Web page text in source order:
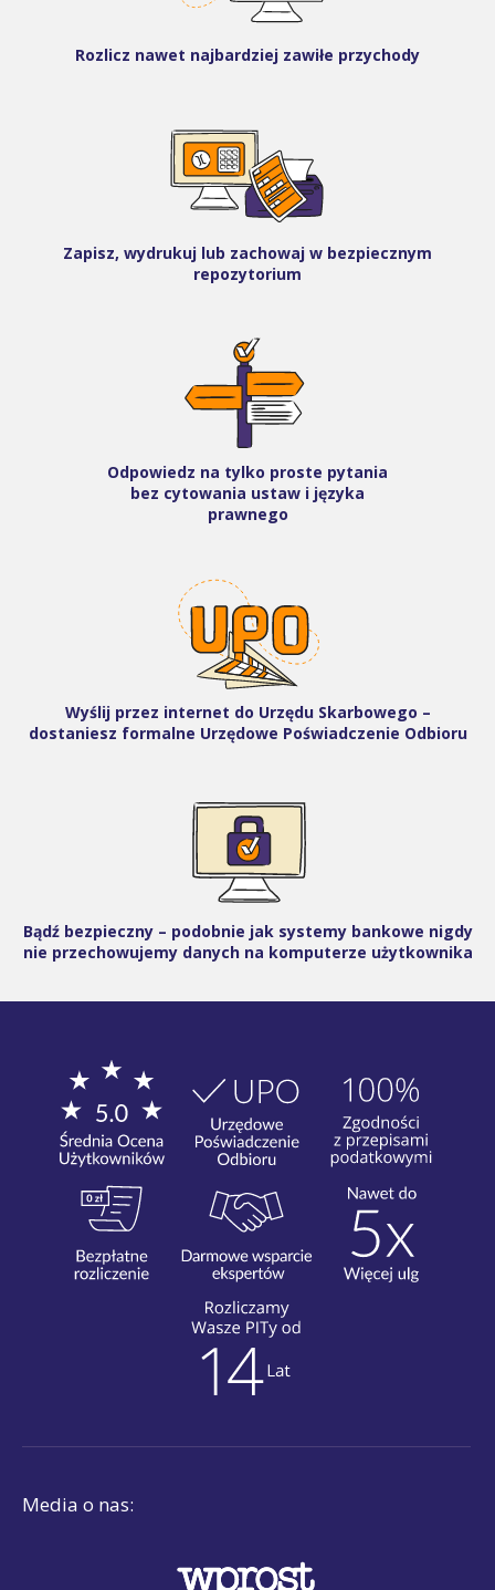
Rozlicz nawet najbardziej zawiłe przychody
Zapisz, wydrukuj lub zachowaj w bezpiecznym
repozytorium
Odpowiedz na tylko proste pytania
bez cytowania ustaw i języka
prawnego
Wyślij przez internet do Urzędu Skarbowego –
dostaniesz formalne Urzędowe Poświadczenie Odbioru
Bądź bezpieczny – podobnie jak systemy bankowe nigdy
nie przechowujemy danych na komputerze użytkownika
Media o nas: